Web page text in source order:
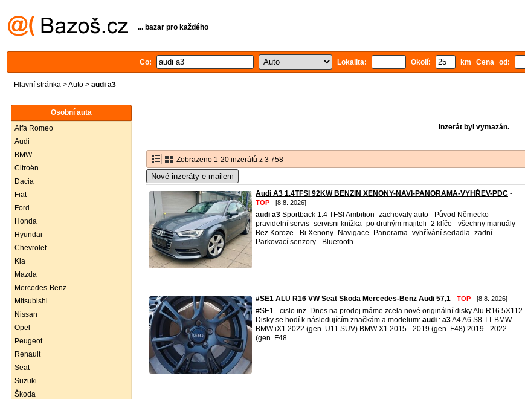
... bazar pro každého
Co: Lokalita: Okolí: km Cena od:
Hlavní stránka >Auto > audi a3
Osobní auta
Alfa Romeo
Audi
BMW
Citroën
Dacia
Fiat
Ford
Honda
Hyundai
Chevrolet
Kia
Mazda
Mercedes-Benz
Mitsubishi
Nissan
Opel
Peugeot
Renault
Seat
Suzuki
Škoda
Inzerát byl vymazán.
Zobrazeno 1-20 inzerátů z 3 758
Nové inzeráty e-mailem
Audi A3 1.4TFSI 92KW BENZIN XENONY-NAVI-PANORAMA-VYHŘEV-PDC -
TOP - [8.8. 2026]
audi a3 Sportback 1.4 TFSI Ambition- zachovaly auto - Původ Německo -
pravidelní servis -servisni knížka- po druhým majiteli- 2 klíče - všechny manuály-
Bez Koroze - Bi Xenony -Navigace -Panorama -vyhřívání sedadla -zadní
Parkovací senzory - Bluetooth ...
#SE1 ALU R16 VW Seat Skoda Mercedes-Benz Audi 57,1 - TOP - [8.8. 2026]
#SE1 - cislo inz. Dnes na prodej máme zcela nové originální disky Alu R16 5X112.
Disky se hodí k následujícím značkám a modelům: audi : a3A4 A6 S8 TT BMW
BMW iX1 2022 (gen. U11 SUV) BMW X1 2015 - 2019 (gen. F48) 2019 - 2022
(gen. F48 ...